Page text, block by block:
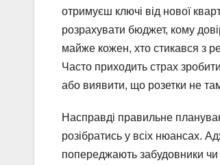
отримуєш ключі від нової
розрахувати бюджет, кому
майже кожен, хто стикався з
Часто приходить страх
або виявити, що розетки не
Насправді правильне
розібратись у всіх нюансах.
попереджають забудовники чи